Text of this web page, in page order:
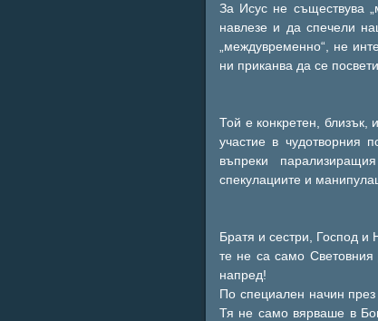
За Исус не съществува
навлезе и да спечели
„междувременно“, не
ни приканва да се
Той е конкретен, близък,
участие в чудотворния
въпреки
спекулациите и
Братя и сестри, Господ
те не са само
напред!
По специален начин
Тя не само вярваше в